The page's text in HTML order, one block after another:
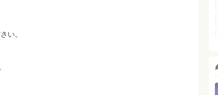
い。